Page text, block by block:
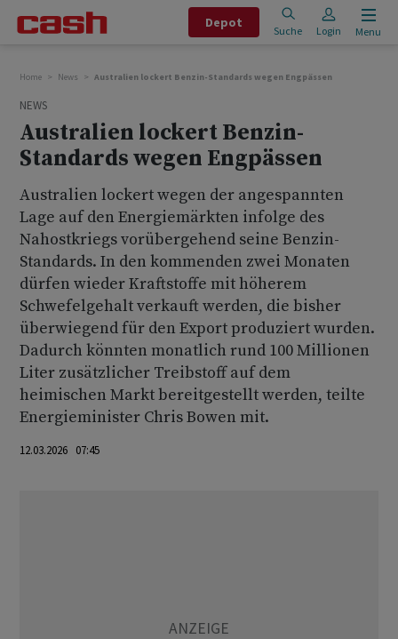
Depot
Suche Login Menu
Home News Australien lockert Benzin-Standards wegen Engpässen
NEWS
Australien lockert Benzin-
Standards wegen Engpässen
Australien lockert wegen der angespannten
Lage auf den Energiemärkten infolge des
Nahostkriegs vorübergehend seine Benzin-
Standards. In den kommenden zwei Monaten
dürfen wieder Kraftstoffe mit höherem
Schwefelgehalt verkauft werden, die bisher
überwiegend für den Export produziert wurden.
Dadurch könnten monatlich rund 100 Millionen
Liter zusätzlicher Treibstoff auf dem
heimischen Markt bereitgestellt werden, teilte
Energieminister Chris Bowen mit.
12.03.2026 07:45